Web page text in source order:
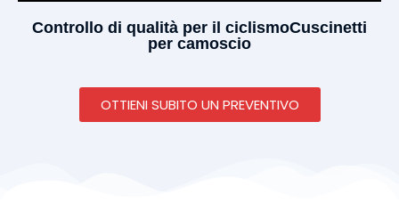
Controllo di qualità per il ciclismoCuscinetti
per camoscio
OTTIENI SUBITO UN PREVENTIVO